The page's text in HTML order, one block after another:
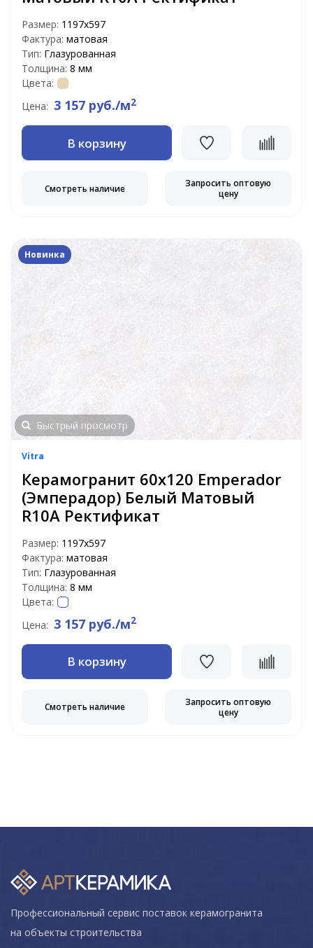
Размер: 1197х597
Фактура: матовая
Тип: Глазурованная
Толщина: 8 мм
Цвета:
Цена: 3 157 руб./м2
В корзину
Смотреть наличие
Запросить оптовую
цену
Новинка
Быстрый просмотр
Vitra
Керамогранит 60x120 Emperador
(Эмперадор) Белый Матовый
R10A Ректификат
Размер: 1197х597
Фактура: матовая
Тип: Глазурованная
Толщина: 8 мм
Цвета:
Цена: 3 157 руб./м2
В корзину
Смотреть наличие
Запросить оптовую
цену
Профессиональный сервис поставок керамогранита
на объекты строительства